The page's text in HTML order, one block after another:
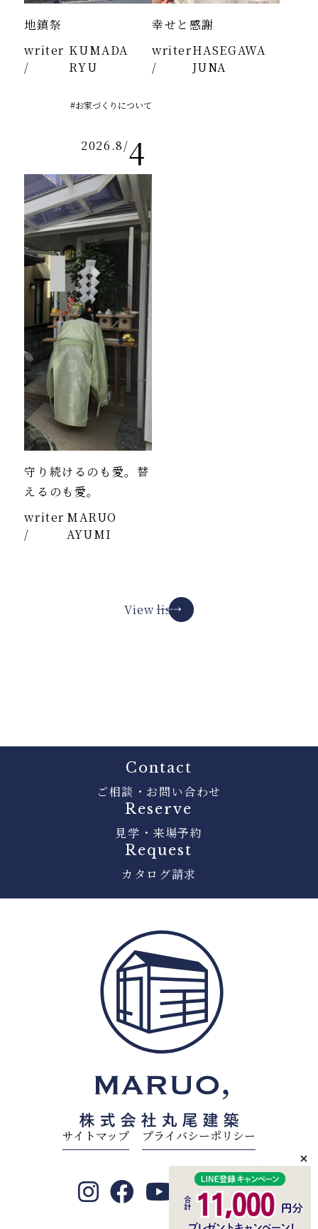
地鎮祭
writer
/
KUMADA
RYU
幸せと感謝
writer
/
HASEGAWA
JUNA
2026.8/4
守り続けるのも愛。替
えるのも愛。
#お家づくりについて
writer
/
MARUO
AYUMI
View list
Contact
ご相談・お問い合わせ
Reserve
見学・来場予約
Request
カタログ請求
サイトマップ プライバシーポリシー